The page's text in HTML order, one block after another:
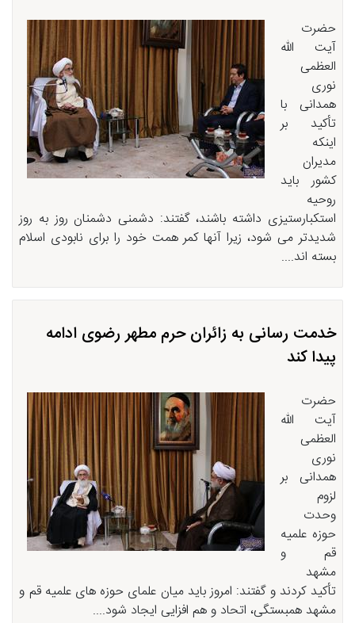
حضرت
آیت الله
العظمی
نوری
همدانی با
تأکید بر
اینکه
مدیران
کشور باید
روحیه
استکبارستیزی داشته باشند، گفتند: دشمنی دشمنان روز به روز
شدیدتر می شود، زیرا آنها کمر همت خود را برای نابودی اسلام
بسته اند....
خدمت رسانی به زائران حرم مطهر رضوی ادامه
پیدا کند
حضرت
آیت الله
العظمی
نوری
همدانی بر
لزوم
وحدت
حوزه علمیه
قم و
مشهد
تأکید کردند و گفتند: امروز باید میان علمای حوزه های علمیه قم و
مشهد همبستگی، اتحاد و هم افزایی ایجاد شود....